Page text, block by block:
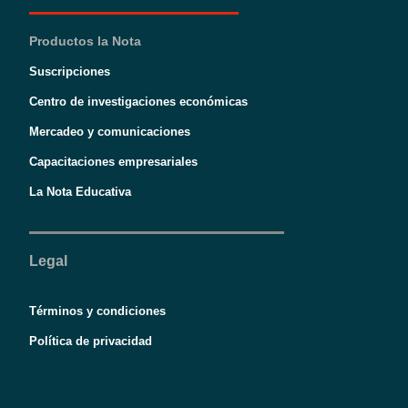
Productos la Nota
Suscripciones
Centro de investigaciones económicas
Mercadeo y comunicaciones
Capacitaciones empresariales
La Nota Educativa
Legal
Términos y condiciones
Política de privacidad